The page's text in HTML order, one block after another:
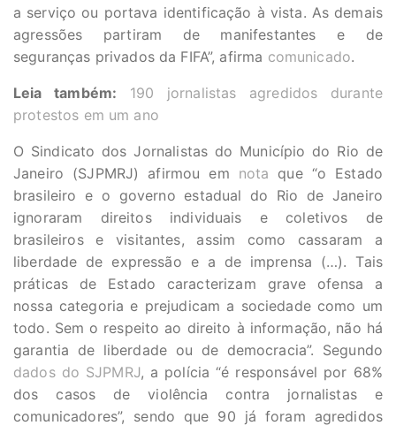
a serviço ou portava identificação à vista. As demais
agressões partiram de manifestantes e de
seguranças privados da FIFA”, afirma comunicado.
Leia também:
190 jornalistas agredidos durante
protestos em um ano
O Sindicato dos Jornalistas do Município do Rio de
Janeiro (SJPMRJ) afirmou em nota que “o Estado
brasileiro e o governo estadual do Rio de Janeiro
ignoraram direitos individuais e coletivos de
brasileiros e visitantes, assim como cassaram a
liberdade de expressão e a de imprensa (…). Tais
práticas de Estado caracterizam grave ofensa a
nossa categoria e prejudicam a sociedade como um
todo. Sem o respeito ao direito à informação, não há
garantia de liberdade ou de democracia”. Segundo
dados do SJPMRJ, a polícia “é responsável por 68%
dos casos de violência contra jornalistas e
comunicadores”, sendo que 90 já foram agredidos